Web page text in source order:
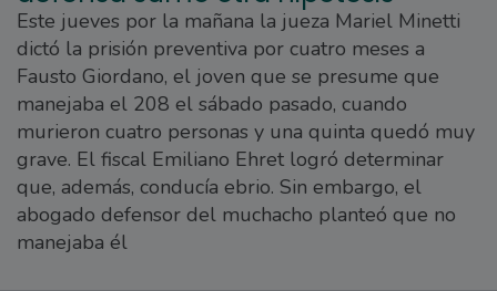
Este jueves por la mañana la jueza Mariel Minetti
dictó la prisión preventiva por cuatro meses a
Fausto Giordano, el joven que se presume que
manejaba el 208 el sábado pasado, cuando
murieron cuatro personas y una quinta quedó muy
grave. El fiscal Emiliano Ehret logró determinar
que, además, conducía ebrio. Sin embargo, el
abogado defensor del muchacho planteó que no
manejaba él